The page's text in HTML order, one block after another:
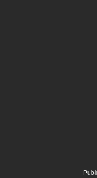
Publi